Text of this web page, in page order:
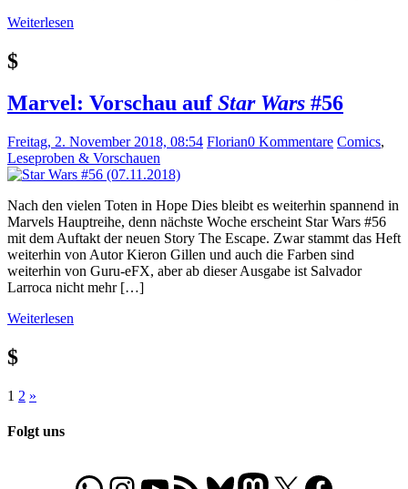
Weiterlesen
$
Marvel: Vorschau aufStar Wars #56
Freitag, 2. November 2018, 08:54 Florian0 Kommentare Comics,
Leseproben & Vorschauen
Nach den vielen Toten in Hope Dies bleibt es weiterhin spannend in
Marvels Hauptreihe, denn nächste Woche erscheint Star Wars #56
mit dem Auftakt der neuen Story The Escape. Zwar stammt das Heft
weiterhin von Autor Kieron Gillen und auch die Farben sind
weiterhin von Guru-eFX, aber ab dieser Ausgabe ist Salvador
Larroca nicht mehr […]
Weiterlesen
$
Seitennummerierung
der
1 2 Nächste
»
Folgt uns